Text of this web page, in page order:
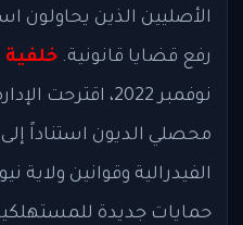
الأصليين الذين يحاولون
رفع قضايا قانونية. خلفية
نوفمبر 2022،
محصلي الديون استناداً
الفيدرالية وقوانين ولاية
حمايات جديدة